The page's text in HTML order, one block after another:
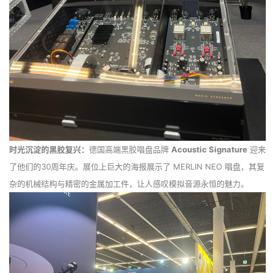
时光沉淀的黑胶复兴： 德国高端黑胶唱盘品牌 Acoustic Signature 迎来
了他们的30周年庆。展位上巨大的海报展示了 MERLIN NEO 唱盘，其复
杂的机械结构与精密的金属加工件，让人感叹模拟音源永恒的魅力。